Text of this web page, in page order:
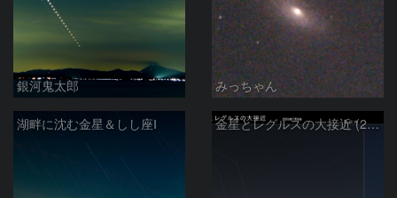
銀河鬼太郎 みっちゃん
湖畔に沈む金星＆しし座Ⅰ 金星とレグルスの大接近 (2026/07/09)